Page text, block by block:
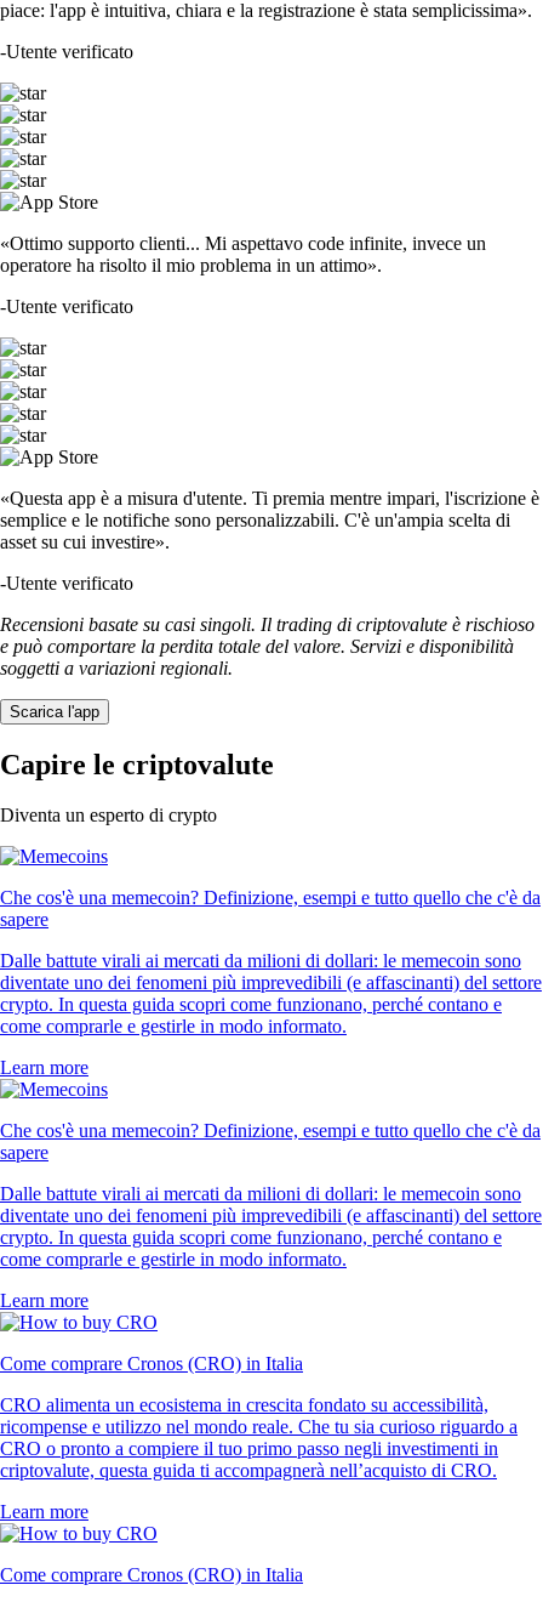
piace: l'app è intuitiva, chiara e la registrazione è stata semplicissima».
-Utente verificato
«Ottimo supporto clienti... Mi aspettavo code infinite, invece un
operatore ha risolto il mio problema in un attimo».
-Utente verificato
«Questa app è a misura d'utente. Ti premia mentre impari, l'iscrizione è
semplice e le notifiche sono personalizzabili. C'è un'ampia scelta di
asset su cui investire».
-Utente verificato
Recensioni basate su casi singoli. Il trading di criptovalute è rischioso
e può comportare la perdita totale del valore. Servizi e disponibilità
soggetti a variazioni regionali.
Scarica l'app
Capire le criptovalute
Diventa un esperto di crypto
Che cos'è una memecoin? Definizione, esempi e tutto quello che c'è da
sapere
Dalle battute virali ai mercati da milioni di dollari: le memecoin sono
diventate uno dei fenomeni più imprevedibili (e affascinanti) del settore
crypto. In questa guida scopri come funzionano, perché contano e
come comprarle e gestirle in modo informato.
Learn more
Che cos'è una memecoin? Definizione, esempi e tutto quello che c'è da
sapere
Dalle battute virali ai mercati da milioni di dollari: le memecoin sono
diventate uno dei fenomeni più imprevedibili (e affascinanti) del settore
crypto. In questa guida scopri come funzionano, perché contano e
come comprarle e gestirle in modo informato.
Learn more
Come comprare Cronos (CRO) in Italia
CRO alimenta un ecosistema in crescita fondato su accessibilità,
ricompense e utilizzo nel mondo reale. Che tu sia curioso riguardo a
CRO o pronto a compiere il tuo primo passo negli investimenti in
criptovalute, questa guida ti accompagnerà nell’acquisto di CRO.
Learn more
Come comprare Cronos (CRO) in Italia